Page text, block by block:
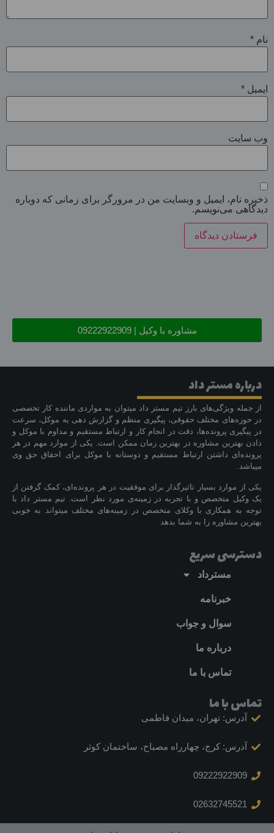
نام *
ایمیل *
وب‌ سایت
ذخیره نام، ایمیل و وبسایت من در مرورگر برای زمانی که دوباره
دیدگاهی می‌نویسم.
مشاوره با وکیل | 09222922909
درباره مستر داد
از جمله ویژگی‌های بارز تیم مستر داد میتوان به مواردی ماننده کار تخصصی
در حوزه‌های مختلف حقوقی، پیگیری منظم و گزارش دهی به موکل، سرعت
در پیگیری پرونده‌ها، دقت در انجام کار و ارتباط مستقیم و مداوم با موکل و
دادن بهترین مشاوره در بهترین زمان ممکن است. یکی از موارد مهم در هر
پرونده‌ای داشتن ارتباط مستقیم و دوستانه با موکل برای احقاق حق وی
میباشد.
یکی از موارد بسیار تاثیرگذار برای موفقیت در هر پرونده‌ای، کمک گرفتن از
یک وکیل متخصص و با تجربه در زمینه‌ی مورد نظر است. تیم مستر داد با
توجه به همکاری با وکلای متخصص در زمینه‌های مختلف میتواند به خوبی
بهترین مشاوره را به شما بدهد
دسترسی سریع
مسترداد
خبرنامه
سوال و جواب
درباره ما
تماس با ما
تماس با ما
آدرس: تهران، میدان فاطمی
آدرس: کرج، چهارراه مصباح، ساختمان کوثر
09222922909
02632745521